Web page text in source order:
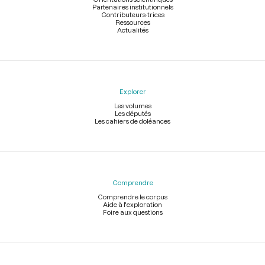
Partenaires institutionnels
Contributeurs-trices
Ressources
Actualités
Explorer
Les volumes
Les députés
Les cahiers de doléances
Comprendre
Comprendre le corpus
Aide à l'exploration
Foire aux questions